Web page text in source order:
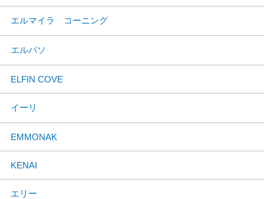
エルマイラ コーニング
エルパソ
ELFIN COVE
イーリ
EMMONAK
KENAI
エリー